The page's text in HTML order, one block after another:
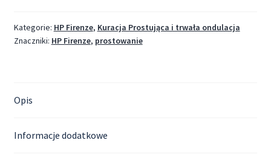
Kategorie: HP Firenze, Kuracja Prostująca i trwała ondulacja
Znaczniki: HP Firenze, prostowanie
Opis
Informacje dodatkowe